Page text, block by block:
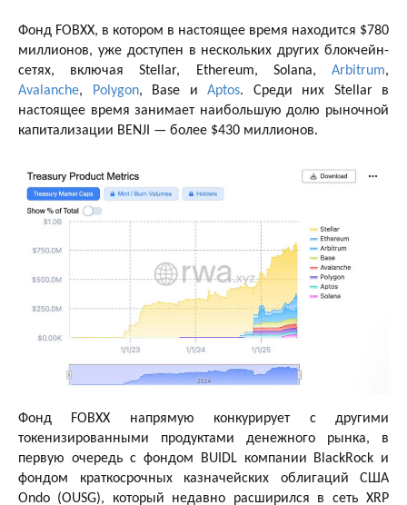
Фонд FOBXX, в котором в настоящее время находится $780
миллионов, уже доступен в нескольких других блокчейн-
сетях, включая Stellar, Ethereum, Solana, Arbitrum,
Avalanche, Polygon, Base и Aptos. Среди них Stellar в
настоящее время занимает наибольшую долю рыночной
капитализации BENJI — более $430 миллионов.
Фонд FOBXX напрямую конкурирует с другими
токенизированными продуктами денежного рынка, в
первую очередь с фондом BUIDL компании BlackRock и
фондом краткосрочных казначейских облигаций США
Ondo (OUSG), который недавно расширился в сеть XRP